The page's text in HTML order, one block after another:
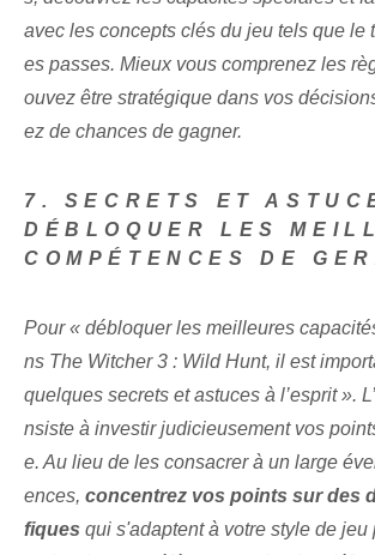
avec les concepts clés du jeu tels que le
es passes. ⁣Mieux vous comprenez les
ouvez être stratégique dans vos⁢
ez de chances de gagner.
7. SECRETS ET
DÉBLOQUER LES
COMPÉTENCES DE
Pour « débloquer les meilleures
ns The Witcher⁣ 3 : Wild ⁢Hunt, il est
quelques secrets et astuces à l’esprit ».
nsiste à investir judicieusement vos
e. Au lieu de les consacrer à un large
ences, concentrez vos ‍points⁣ sur des
fiques qui s'adaptent à votre style de jeu